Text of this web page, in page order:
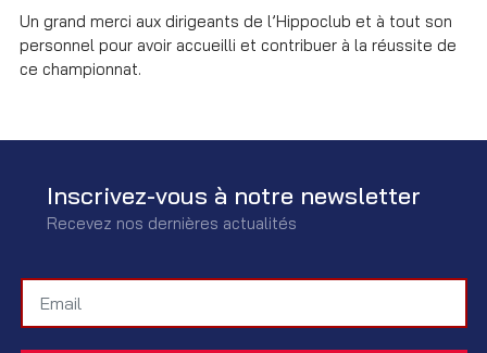
Un grand merci aux dirigeants de l’Hippoclub et à tout son
personnel pour avoir accueilli et contribuer à la réussite de
ce championnat.
Inscrivez-vous à notre newsletter
Recevez nos dernières actualités